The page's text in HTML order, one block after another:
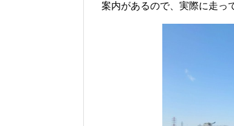
案内があるので、実際に走っ